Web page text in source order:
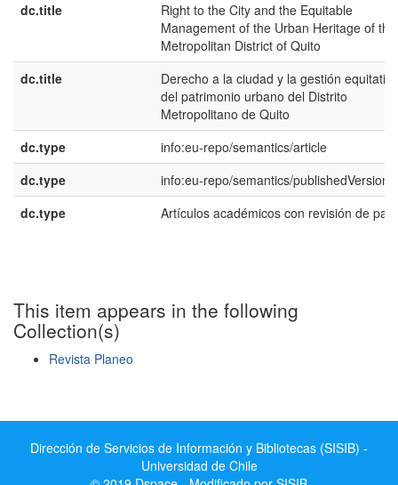
dc.title
Right to the City and the Equitable
Management of the Urban Heritage of the
Metropolitan District of Quito
dc.title
Derecho a la ciudad y la gestión equitativa
del patrimonio urbano del Distrito
Metropolitano de Quito
dc.type
info:eu-repo/semantics/article
dc.type
info:eu-repo/semantics/publishedVersion
dc.type
Artículos académicos con revisión de
This item appears in the following
Collection(s)
Revista Planeo
Dirección de Servicios de Información y Bibliotecas (SISIB) -
Universidad de Chile